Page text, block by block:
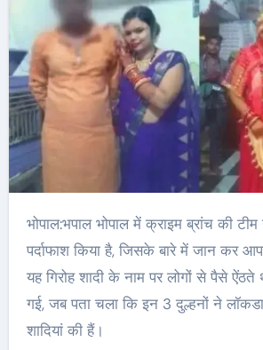
भोपाल:भपाल भोपाल में क्राइम ब्रांच की टीम ने ऐसे गिरोह का
पर्दाफाश किया है, जिसके बारे में जान कर
यह गिरोह शादी के नाम पर लोगों से पैसे
गई, जब पता चला कि इन 3 दुल्हनों ने
शादियां की हैं।